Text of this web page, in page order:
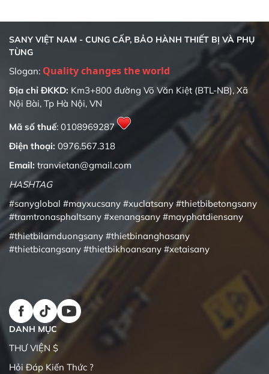
SANY VIỆT NAM - CUNG CẤP, BẢO HÀNH THIẾT BỊ VÀ PHỤ
TÙNG
Slogan:
Địa chỉ ĐKKD: Km3+800 đường Võ Văn Kiệt (BTL-NB), Xã
Nội Bài, Tp Hà Nội, VN
Mã số thuế: 0108969287
Điện thoại: 0976.567.318
Email: tranvietan@gmail.com
HASHTAG
#sanyglobal #mayxucsany #xuclatsany #thietbibetongsany
#tramtronasphaltsany #xenangsany #mayphatdiensany
#thietbilamduongsany #thietbinanghasany
#thietbicangsany #thietbikhoansany #xetaisany
DANH MỤC
THƯ VIỆN $
Hỏi Đáp Kiến Thức ?